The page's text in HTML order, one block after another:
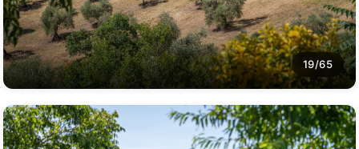
19/65